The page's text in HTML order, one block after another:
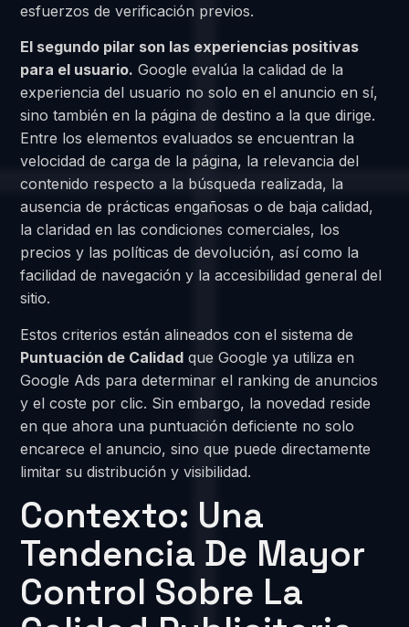
esfuerzos de verificación previos.
El segundo pilar son las experiencias positivas
para el usuario. Google evalúa la calidad de la
experiencia del usuario no solo en el anuncio en sí,
sino también en la página de destino a la que dirige.
Entre los elementos evaluados se encuentran la
velocidad de carga de la página, la relevancia del
contenido respecto a la búsqueda realizada, la
ausencia de prácticas engañosas o de baja calidad,
la claridad en las condiciones comerciales, los
precios y las políticas de devolución, así como la
facilidad de navegación y la accesibilidad general del
sitio.
Estos criterios están alineados con el sistema de
Puntuación de Calidad que Google ya utiliza en
Google Ads para determinar el ranking de anuncios
y el coste por clic. Sin embargo, la novedad reside
en que ahora una puntuación deficiente no solo
encarece el anuncio, sino que puede directamente
limitar su distribución y visibilidad.
Contexto: Una
Tendencia De Mayor
Control Sobre La